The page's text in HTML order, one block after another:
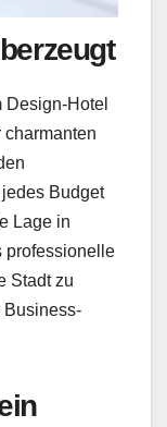
Design-Hotel
charmanten
Budget
Lage in
professionelle
Stadt zu
Business-